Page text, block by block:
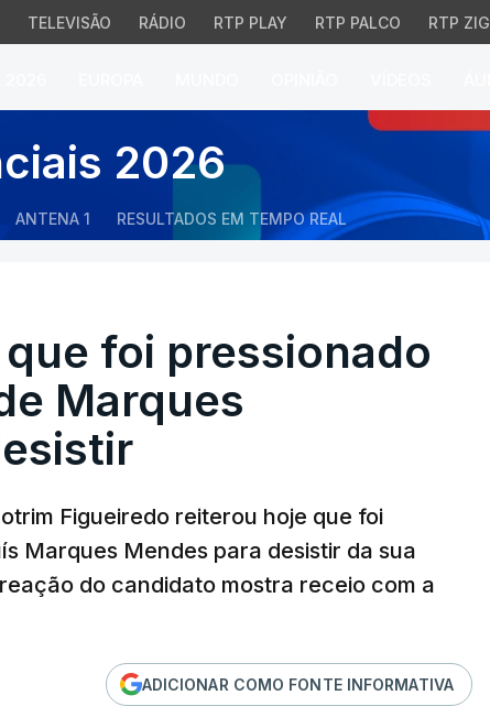
TELEVISÃO RÁDIO RTP PLAY RTP PALCO RTP
foi pressionado
2026
ANTENA 1 RESULTADOS EM TEMPO REAL
foi pressionado
Marques
Figueiredo reiterou hoje que foi
Marques Mendes para desistir da sua
do candidato mostra receio com a
ADICIONAR COMO FONTE INFORMATIVA